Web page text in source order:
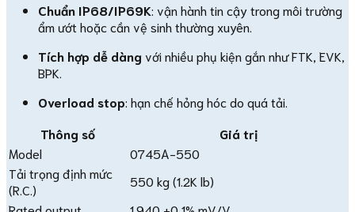
Chuẩn IP68/IP69K: vận hành tin cậy trong môi trường
ẩm ướt hoặc cần vệ sinh thường xuyên.
Tích hợp dễ dàng với nhiều phụ kiện gắn như FTK, EVK,
BPK.
Overload stop: hạn chế hỏng hóc do quá tải.
Thông số
Giá trị
Model
0745A-550
Tải trọng định mức
(R.C.)
550 kg (1.2K lb)